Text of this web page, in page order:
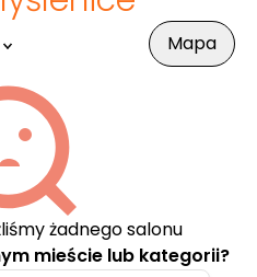
Mapa
żadnego salonu
mieście lub kategorii?